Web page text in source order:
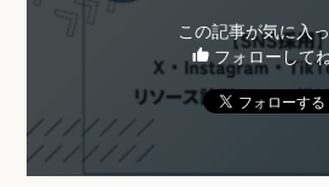
この記事が気に入
フォローして